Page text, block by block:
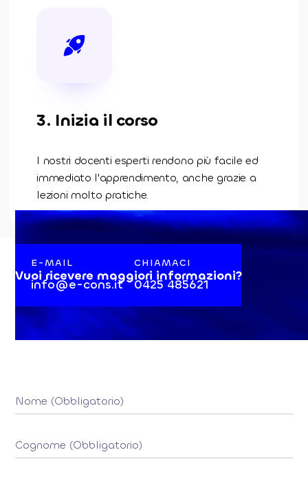
3. Inizia il corso
I nostri docenti esperti rendono più facile ed
immediato l'apprendimento, anche grazie a
lezioni molto pratiche.
Vuoi ricevere maggiori informazioni?
E-MAIL
info@e-cons.it
CHIAMACI
0425 485621